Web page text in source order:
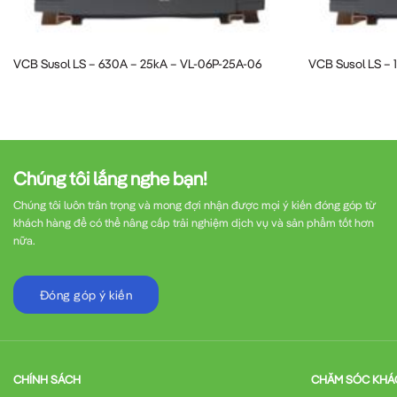
Trạm biến áp phân phối: Đóng cắt đường
: Đảm bảo
Nhà máy điện
VCB Susol LS – 630A – 25kA – VL-06P-25A-06 VCB Susol LS –
Chúng tôi lắng nghe bạn!
Chúng tôi luôn trân trọng và mong đợi nhận được mọi ý kiến đóng góp từ
khách hàng để có thể nâng cấp trải nghiệm dịch vụ và sản phẩm tốt hơn
nữa.
Đóng góp ý kiến
CHÍNH SÁCH CHĂM SÓC